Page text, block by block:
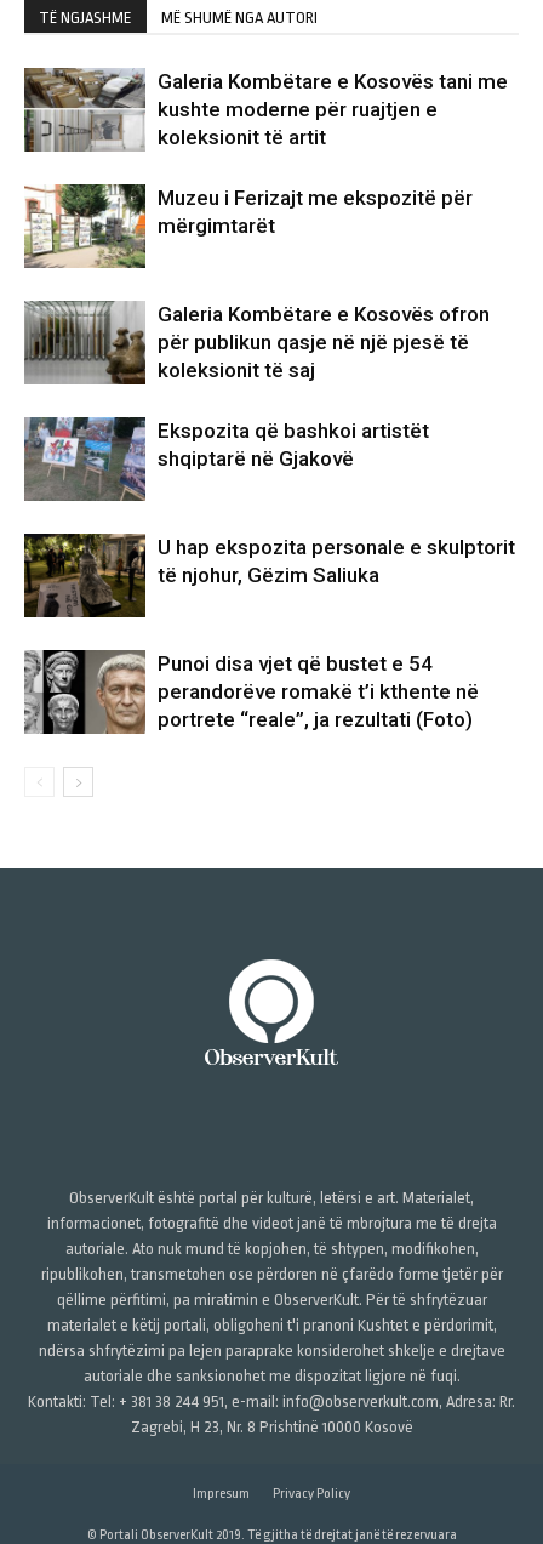
TË NGJASHME MË SHUMË NGA AUTORI
Galeria Kombëtare e Kosovës tani me
kushte moderne për ruajtjen e
koleksionit të artit
Muzeu i Ferizajt me ekspozitë për
mërgimtarët
Galeria Kombëtare e Kosovës ofron
për publikun qasje në një pjesë të
koleksionit të saj
Ekspozita që bashkoi artistët
shqiptarë në Gjakovë
U hap ekspozita personale e skulptorit
të njohur, Gëzim Saliuka
Punoi disa vjet që bustet e 54
perandorëve romakë t’i kthente në
portrete “reale”, ja rezultati (Foto)
ObserverKult është portal për kulturë, letërsi e art. Materialet,
informacionet, fotografitë dhe videot janë të mbrojtura me të drejta
autoriale. Ato nuk mund të kopjohen, të shtypen, modifikohen,
ripublikohen, transmetohen ose përdoren në çfarëdo forme tjetër për
qëllime përfitimi, pa miratimin e ObserverKult. Për të shfrytëzuar
materialet e këtij portali, obligoheni t'i pranoni Kushtet e përdorimit,
ndërsa shfrytëzimi pa lejen paraprake konsiderohet shkelje e drejtave
autoriale dhe sanksionohet me dispozitat ligjore në fuqi.
Kontakti: Tel: + 381 38 244 951, e-mail: info@observerkult.com, Adresa: Rr.
Zagrebi, H 23, Nr. 8 Prishtinë 10000 Kosovë
Impresum Privacy Policy
© Portali ObserverKult 2019. Të gjitha të drejtat janë të rezervuara